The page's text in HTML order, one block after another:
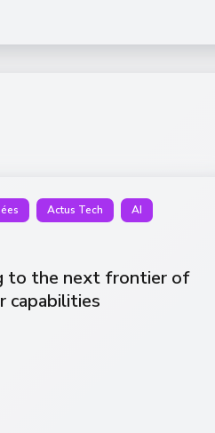
Actus Tech AI
to the next frontier of
capabilities